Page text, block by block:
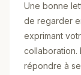
Une bonne
de regarder
exprimant
collaboration.
répondre à